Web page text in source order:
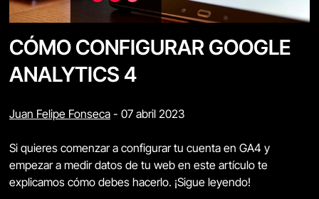
CÓMO CONFIGURAR GOOGLE
ANALYTICS 4
Juan Felipe Fonseca - 07 abril 2023
Si quieres comenzar a configurar tu cuenta en GA4 y
empezar a medir datos de tu web en este artículo te
explicamos cómo debes hacerlo. ¡Sigue leyendo!